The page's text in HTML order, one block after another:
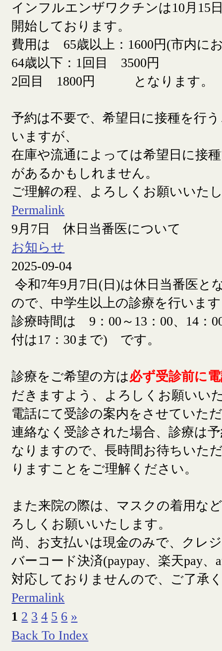
インフルエンザワクチンは10月15
開始しております。
費用は 65歳以上：1600円(市内に
64歳以下：1回目 3500円
2回目 1800円 となります。
予約は不要で、希望日に接種を行
いますが、
在庫や流通によっては希望日に接
があるかもしれません。
ご理解の程、よろしくお願いいた
Permalink
9月7日 休日当番医について
お知らせ
2025-09-04
令和7年9月7日(日)は休日当番医と
ので、中学生以上の診療を行います
診療時間は 9：00～13：00、14：
付は17：30まで) です。
診療をご希望の方は必ず受診前に
だきますよう、よろしくお願いい
電話にて受診の案内をさせていた
連絡なく受診された場合、診療は
なりますので、長時間お待ちいた
りますことをご理解ください。
また来院の際は、マスクの着用な
ろしくお願いいたします。
尚、お支払いは現金のみで、クレ
バーコード決済(paypay、楽天pay、
対応しておりませんので、ご了承
Permalink
1 2 3 4 5 6 »
Back To Index